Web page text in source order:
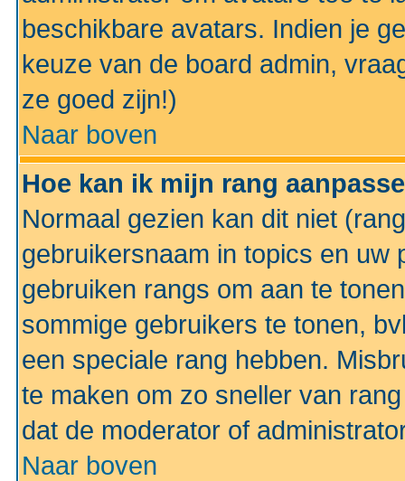
beschikbare avatars. Indien je
keuze van de board admin,
ze goed zijn!)
Naar boven
Hoe kan ik mijn rang
Normaal gezien kan dit niet
gebruikersnaam in topics en uw
gebruiken rangs om aan te
sommige gebruikers te tonen,
een speciale rang hebben.
te maken om zo sneller van
dat de moderator of
Naar boven